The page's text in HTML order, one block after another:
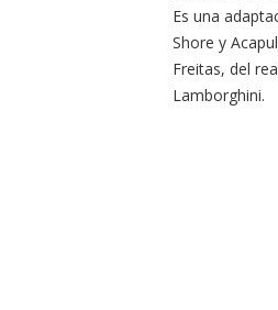
Es una
Shore y
Freitas, del
Lamborghini.